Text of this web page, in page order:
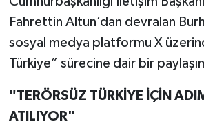
Fahrettin Altun’dan devralan
sosyal medya platformu X
Türkiye” sürecine dair bir
"TERÖRSÜZ TÜRKİYE İÇİN
ATILIYOR"